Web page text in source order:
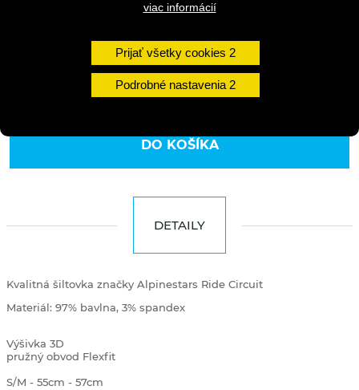
viac informácií
Prijať všetky cookies
Podrobné nastavenia
DO KOŠÍKA
DETAILY
Kvalitná šiltovka značky Alpinestars Ride Circuit
Materiál: 97% bavlna, 3% spandex
Výšivka 3D
pružný obvod Flexfit
S/M - 55cm - 57cm